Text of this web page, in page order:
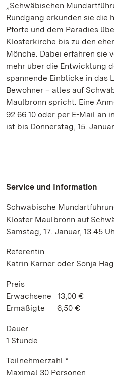
„Schwäbischen
Rundgang erkunden sie die
Pforte und dem Paradies
Klosterkirche bis zu den
Mönche. Dabei erfahren sie
mehr über die Entwicklung
spannende Einblicke in das
Bewohner – alles auf
Maulbronn spricht. Eine
92 66 10 oder per E-Mail an
ist bis Donnerstag, 15.
Service und Information
Schwäbische
Kloster Maulbronn auf
Samstag, 17. Januar, 13.45
Referentin
Katrin Karner oder Sonja
Preis
Erwachsene 13,00 €
Ermäßigte 6,50 €
Dauer
1 Stunde
Teilnehmerzahl *
Maximal 30 Personen